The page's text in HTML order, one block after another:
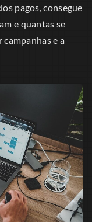
pagos, consegue
e quantas se
e a